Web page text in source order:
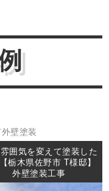
外壁塗装
囲気を変えて塗装した
栃木県佐野市 T様邸】
外壁塗装工事